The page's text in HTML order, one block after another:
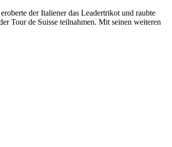
der Italiener das Leadertrikot und raubte
Tour de Suisse teilnahmen. Mit seinen weiteren